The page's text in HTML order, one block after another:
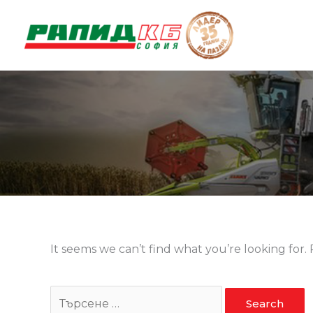
content
It seems we can’t find what you’re looking
Search